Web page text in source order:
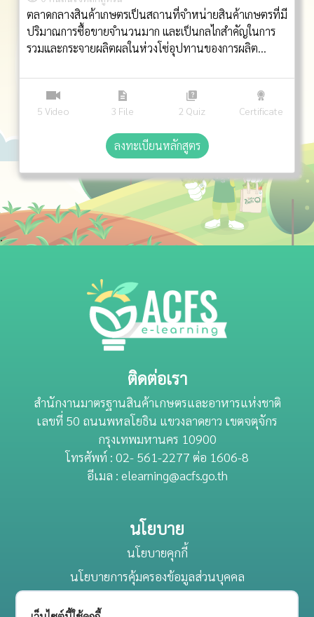
9069-2566)
ตลาดกลางสินค้าเกษตรเป็นสถานที่จำหน่ายสินค้าเกษตรที่มี
ปริมาณการซื้อขายจำนวนมาก และเป็นกลไกสำคัญในการ
รวมและกระจายผลิตผลในห่วงโซ่อุปทานของการผลิต
ความสำคัญต่อการจัดการด้านคุณภาพและความปลอดภัย
ด้านอาหารก่อนถึงมือผู้บริโภค กระทรวงเกษตรและสหกรณ์
จึงเห็นควรกำหนดมาตรฐานสินค้าเกษตร เรื่อง การจัดการ
สำหรับตลาดกลางสินค้าเกษตร (มกษ. 9069-2566) ซึ่ง
ครอบคลุมการจัดการสำหรับตลาดกลางสินค้าเกษตรด้าน
ประเภทพืชอาหารและพืชสมุนไพร แต่ไม่ครอบคลุมตลาด
กลางสินค้าเกษตรประเภทตลาดข้าวและพืชไร่ ตามระเบียบ
กรมการค้าภายในว่าด้วยการส่งเสริมการจัดตั้งตลาดกลาง
สินค้าเกษตร พ.ศ. 2554 โดยมีวัตถุประสงค์เพื่อให้มีการ
พัฒนาเกณฑคุณภาพและมาตรการควบคุมความปลอดภัย
โดยคาดหวังว่าผู้ที่ผ่านการอบรมในหลักสูตรนี้จะเป็นผู้ที่มี
ความรู้ ความเข้าใจในข้อกำหนดตามมาตรฐานสินค้าเกษตร
เรื่อง การจัดการสำหรับตลาดกลางสินค้าเกษตร (มกษ. 9069-
2566) และสามารถนำความรู้ที่ได้ไปใช้ในการปฏิบัติงานได้
อย่างสอดคล้องตามเกณฑ์ข้อกำหนดของมาตรฐานVDO
มาตรฐานสินค้าเกษตร เรื่อง การจัดการสำหรับตลาดลาง
5 Video 3 File 2 Quiz Certificate
ลงทะเบียนหลักสูตร
.
ติดต่อเรา
สำนักงานมาตรฐานสินค้าเกษตรและอาหารแห่งชาติ
เลขที่ 50 ถนนพหลโยธิน แขวงลาดยาว เขตจตุจักร
กรุงเทพมหานคร 10900
โทรศัพท์ : 02- 561-2277 ต่อ 1606-8
อีเมล : elearning@acfs.go.th
นโยบาย
นโยบายคุกกี้
นโยบายการคุ้มครองข้อมูลส่วนบุคคล